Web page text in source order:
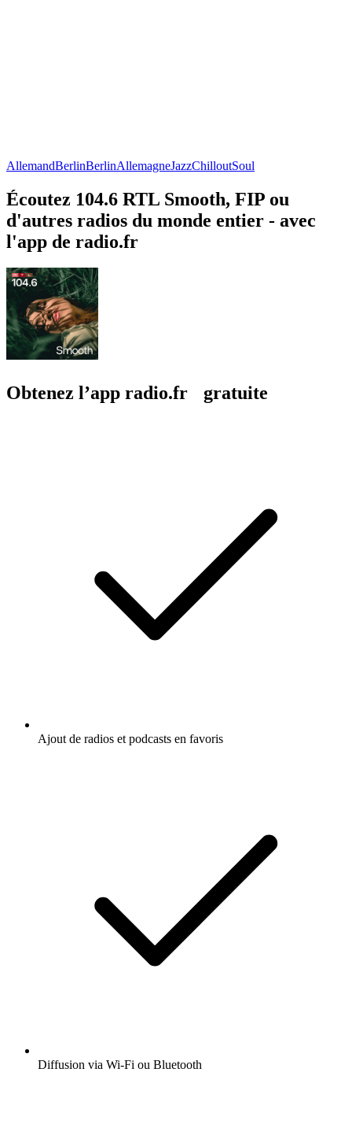
AllemandBerlinBerlinAllemagneJazzChilloutSoul
Écoutez 104.6 RTL Smooth, FIP ou
d'autres radios du monde entier - avec
l'app de radio.fr
Obtenez l’app radio.fr gratuite
Ajout de radios et podcasts en favoris
Diffusion via Wi-Fi ou Bluetooth